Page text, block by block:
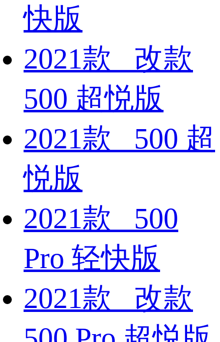
快版
2021款 改款
500 超悦版
2021款 500 超
悦版
2021款 500
Pro 轻快版
2021款 改款